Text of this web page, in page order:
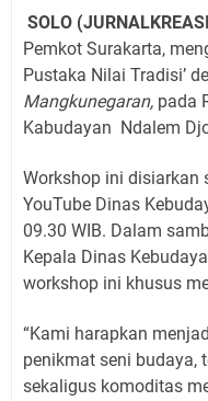
SOLO
Pemkot Surakarta,
Pustaka Nilai Tradisi’
Mangkunegaran, pada
Kabudayan Ndalem
Workshop ini disiarkan
YouTube Dinas
09.30 WIB. Dalam
Kepala Dinas
workshop ini khusus
“Kami harapkan
penikmat seni budaya,
sekaligus komoditas